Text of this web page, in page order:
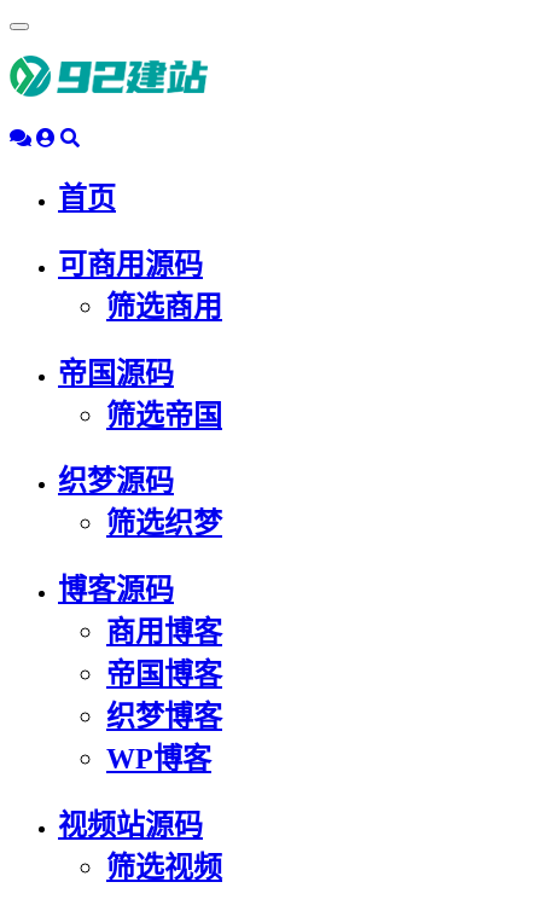
动
导
首页
可商用源码
筛选商用
帝国源码
筛选帝国
织梦源码
筛选织梦
博客源码
商用博客
帝国博客
织梦博客
WP博客
视频站源码
筛选视频